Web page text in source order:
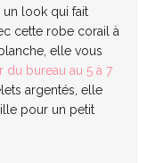
look qui fait
cette robe corail à
elle vous
du bureau au 5 à 7
argentés, elle
pour un petit